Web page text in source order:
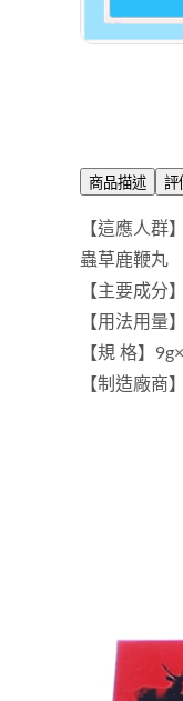
商品描述 評
【這應人群
蟲草鹿鞭丸
【主要成分
【用法用量
【規 格】
【制造廠商